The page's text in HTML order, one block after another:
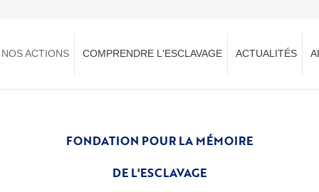
NOS ACTIONS COMPRENDRE L'ESCLAVAGE ACTUALITÉS
FONDATION POUR LA MÉMOIRE
DE L'ESCLAVAGE